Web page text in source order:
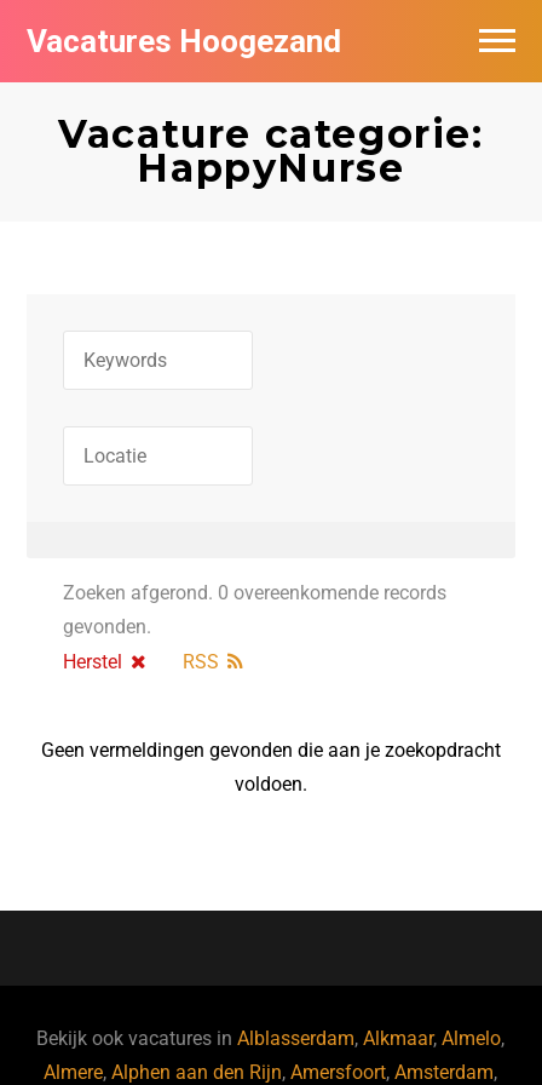
Vacatures Hoogezand
Vacature categorie:
HappyNurse
Zoeken afgerond. 0 overeenkomende records
gevonden.
Herstel
RSS
Geen vermeldingen gevonden die aan je zoekopdracht
voldoen.
Bekijk ook vacatures inAlblasserdam,Alkmaar,Almelo,
Almere,Alphen aan den Rijn,Amersfoort,Amsterdam,
Vacatures per bedrijf
Populair